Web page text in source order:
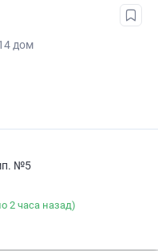
дом
№5
2 часа назад)